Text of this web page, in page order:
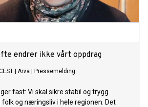
endrer ikke vårt oppdrag
Arva Pressemelding
fast: Vi skal sikre stabil og trygg
og næringsliv i hele regionen. Det